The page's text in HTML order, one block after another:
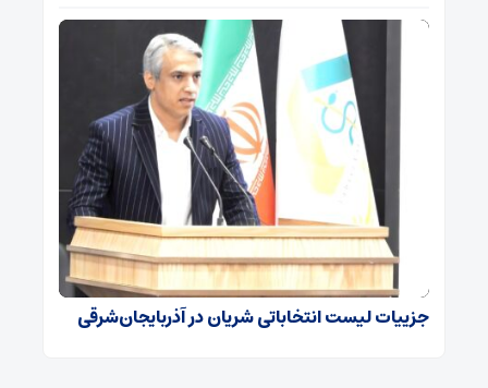
جزییات لیست انتخاباتی شریان در آذربایجان‌شرقی